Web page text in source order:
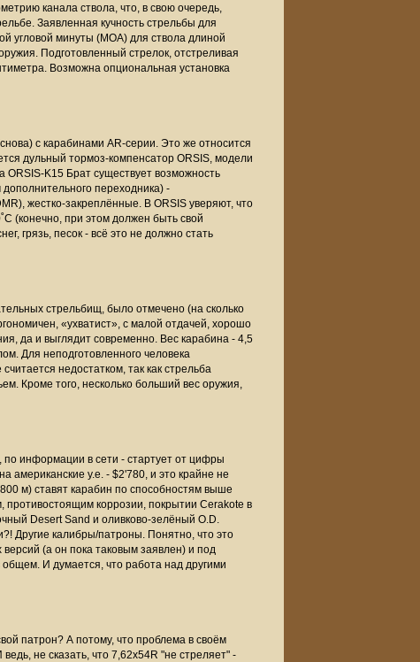
канала ствола, что, в свою очередь,
Заявленная кучность стрельбы для
угловой минуты (MOA) для ствола длиной
Подготовленный стрелок, отстреливая
Возможна опциональная установка
с карабинами AR-серии. Это же относится
дульный тормоз-компенсатор ORSIS, модели
ORSIS-K15 Брат существует возможность
переходника) -
жестко-закреплённые. В ORSIS уверяют, что
(конечно, при этом должен быть свой
грязь, песок - всё это не должно стать
стрельбищ, было отмечено (на сколько
«ухватист», с малой отдачей, хорошо
да и выглядит современно. Вес карабина - 4,5
Для неподготовленного человека
недостатком, так как стрельба
Кроме того, несколько больший вес оружия,
информации в сети - стартует от цифры
американские у.е. - $2'780, и это крайне не
м) ставят карабин по способностям выше
противостоящим коррозии, покрытии Cerakote в
Desert Sand и оливково-зелёный O.D.
Другие калибры/патроны. Понятно, что это
(а он пока таковым заявлен) и под
И думается, что работа над другими
патрон? А потому, что проблема в своём
не сказать, что 7,62х54R "не стреляет" -